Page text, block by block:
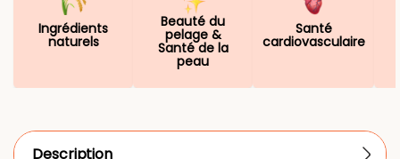
Ingrédients
naturels
Beauté du
pelage &
Santé de la
peau
Santé
cardiovasculaire
Description